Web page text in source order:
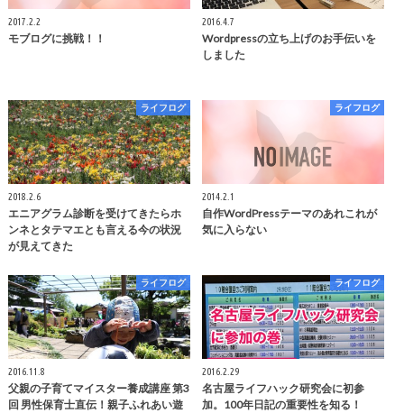
2017.2.2
モブログに挑戦！！
2016.4.7
Wordpressの立ち上げのお手伝いを
しました
ライフログ
2018.2.6
エニアグラム診断を受けてきたらホ
ンネとタテマエとも言える今の状況
が見えてきた
ライフログ
2014.2.1
自作WordPressテーマのあれこれが
気に入らない
ライフログ
2016.11.8
父親の子育てマイスター養成講座 第3
回 男性保育士直伝！親子ふれあい遊
ライフログ
2016.2.29
名古屋ライフハック研究会に初参
加。100年日記の重要性を知る！